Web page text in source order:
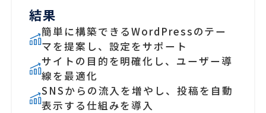
結果
簡単に構築できるWordPressのテー
マを提案し、設定をサポート
サイトの目的を明確化し、ユーザー導
線を最適化
SNSからの流入を増やし、投稿を自動
表示する仕組みを導入